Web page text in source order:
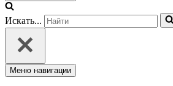
Искать...
Меню навигации